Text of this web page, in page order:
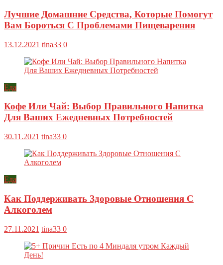
Лучшие Домашние Средства, Которые Помогут
Вам Бороться С Проблемами Пищеварения
13.12.2021 tina33 0
Еда
Кофе Или Чай: Выбор Правильного Напитка
Для Ваших Ежедневных Потребностей
30.11.2021 tina33 0
Еда
Как Поддерживать Здоровые Отношения С
Алкоголем
27.11.2021 tina33 0